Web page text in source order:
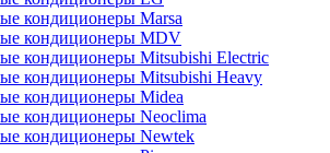
кондиционеры Marsa
кондиционеры MDV
кондиционеры Mitsubishi Electric
кондиционеры Mitsubishi Heavy
кондиционеры Midea
кондиционеры Neoclima
кондиционеры Newtek